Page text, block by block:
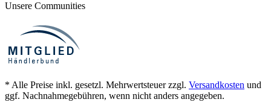
Unsere Communities
* Alle Preise inkl. gesetzl. Mehrwertsteuer zzgl. Versandkosten und
ggf. Nachnahmegebühren, wenn nicht anders angegeben.